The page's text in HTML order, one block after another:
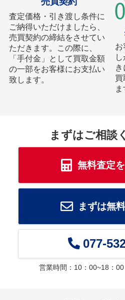
査定価格・引き渡し条件に
ご納得いただけましたら、
売買契約の締結をさせてい
ただきます。この際に、
「手付金」として買取金額
の一部をお客様にお支払い
致します。
お
買
ま
まずはご相談
無料査定
まずは無
077-
営業時間：10：00~18：00